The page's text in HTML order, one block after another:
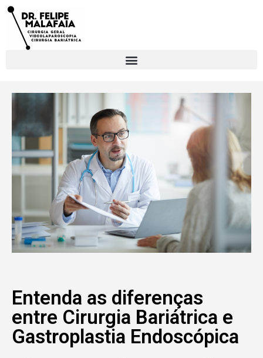
Entenda as diferenças
entre Cirurgia Bariátrica e
Gastroplastia Endoscópica